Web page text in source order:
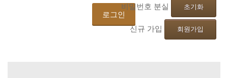
비밀번호 분실 초기화
신규 가입 회원가입